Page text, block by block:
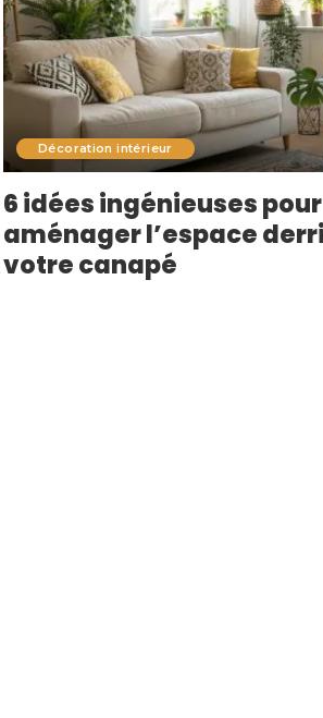
Décoration intérieur
6 idées ingénieuses pour
aménager l’espace
votre canapé